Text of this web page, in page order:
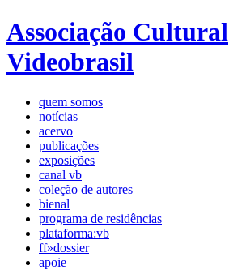
Associação Cultural
Videobrasil
quem somos
notícias
acervo
publicações
exposições
canal vb
coleção de autores
bienal
programa de residências
plataforma:vb
ff»dossier
apoie